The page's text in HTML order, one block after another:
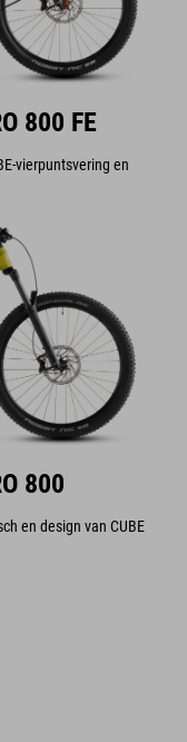
800 FE
vierpuntsvering en
800
en design van CUBE